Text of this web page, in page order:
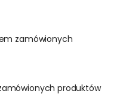
zamówionych
produktów